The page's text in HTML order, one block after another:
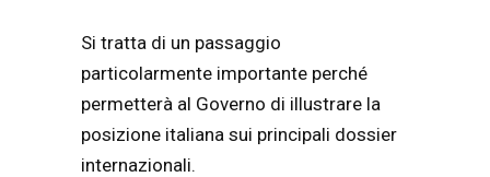
Si tratta di un passaggio
particolarmente importante perché
permetterà al Governo di illustrare la
posizione italiana sui principali dossier
internazionali.